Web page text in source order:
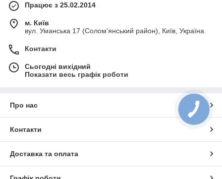
Працює з 25.02.2014
м. Київ
вул. Уманська 17 (Солом'янський район), Київ, Україна
Контакти
Сьогодні вихідний
Показати весь графік роботи
Про нас
Контакти
Доставка та оплата